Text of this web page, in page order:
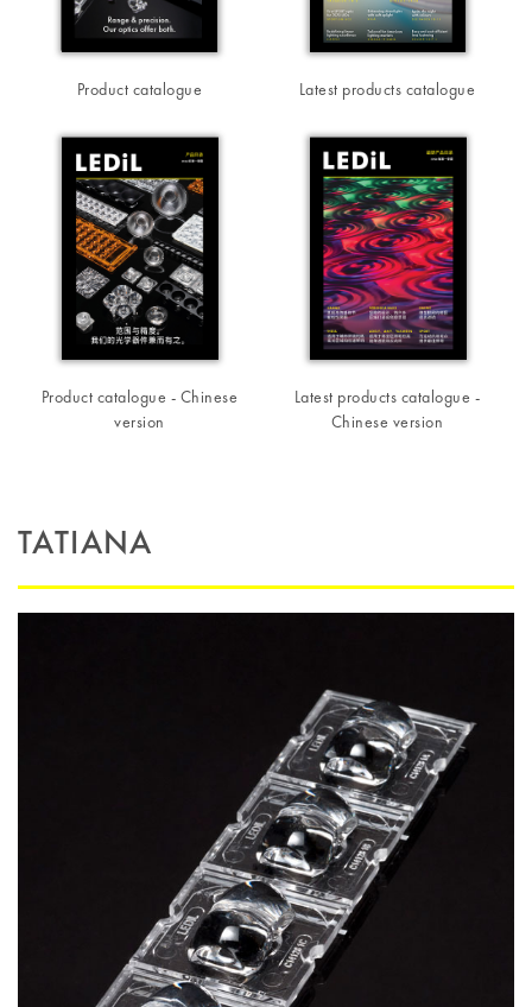
Product catalogue Latest products catalogue
Product catalogue - Chinese
version
Latest products catalogue -
Chinese version
TATIANA